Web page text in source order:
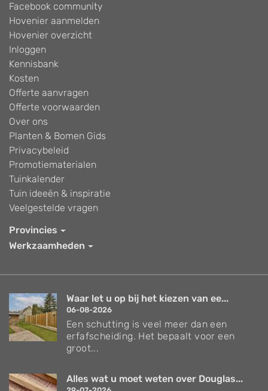
Facebook community
Hovenier aanmelden
Hovenier overzicht
Inloggen
Kennisbank
Kosten
Offerte aanvragen
Offerte voorwaarden
Over ons
Planten & Bomen Gids
Privacybeleid
Promotiematerialen
Tuinkalender
Tuin ideeën & inspiratie
Veelgestelde vragen
Provincies
Werkzaamheden
Waar let u op bij het kiezen van ee...
06-08-2026
Een schutting is veel meer dan een
erfafscheiding. Het bepaalt voor een
groot...
Alles wat u moet weten over Douglas...